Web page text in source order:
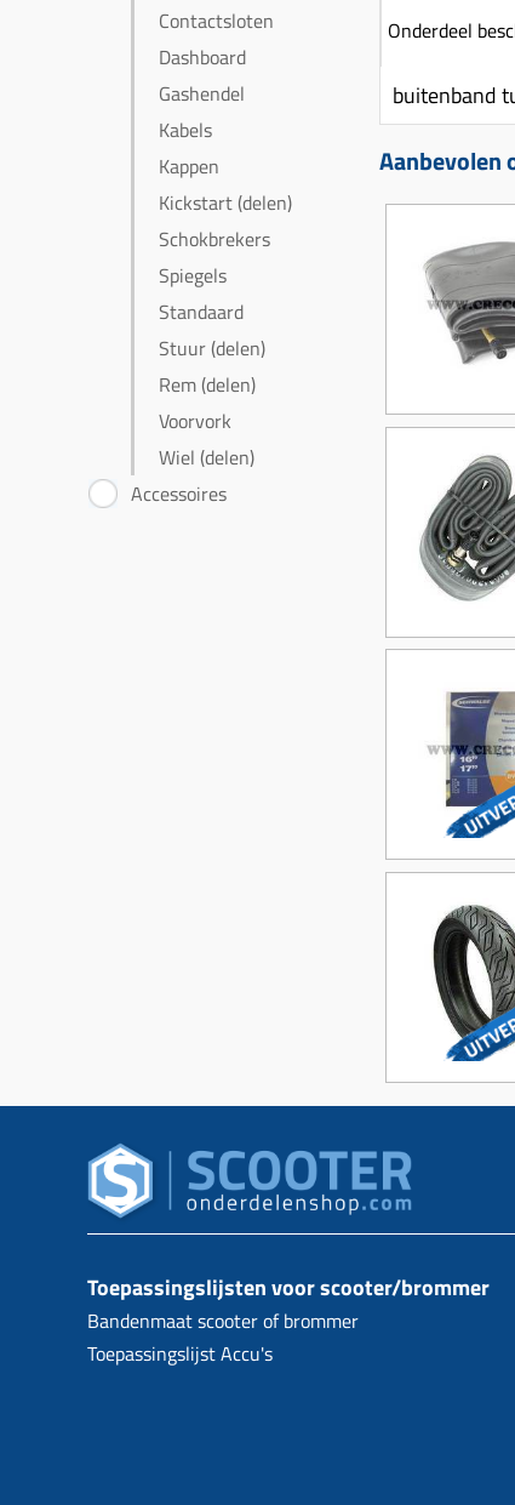
Contactsloten
Dashboard
Gashendel
Kabels
Kappen
Kickstart (delen)
Schokbrekers
Spiegels
Standaard
Stuur (delen)
Rem (delen)
Voorvork
Wiel (delen)
Accessoires
Onderdeel
buitenband
Aanbevolen
Toepassingslijsten voor scooter/brommer
Bandenmaat scooter of brommer
Toepassingslijst Accu's